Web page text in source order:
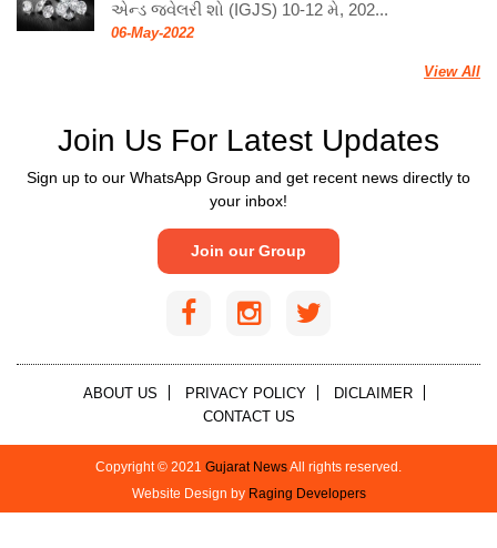
એન્ડ જ્વેલરી શો (IGJS) 10-12 મે, 202...
06-May-2022
View All
Join Us For Latest Updates
Sign up to our WhatsApp Group and get recent news directly to
your inbox!
Join our Group
ABOUT US PRIVACY POLICY
DICLAIMER
CONTACT US
Copyright © 2021 Gujarat NewsAll rights reserved.
Website Design by Raging Developers